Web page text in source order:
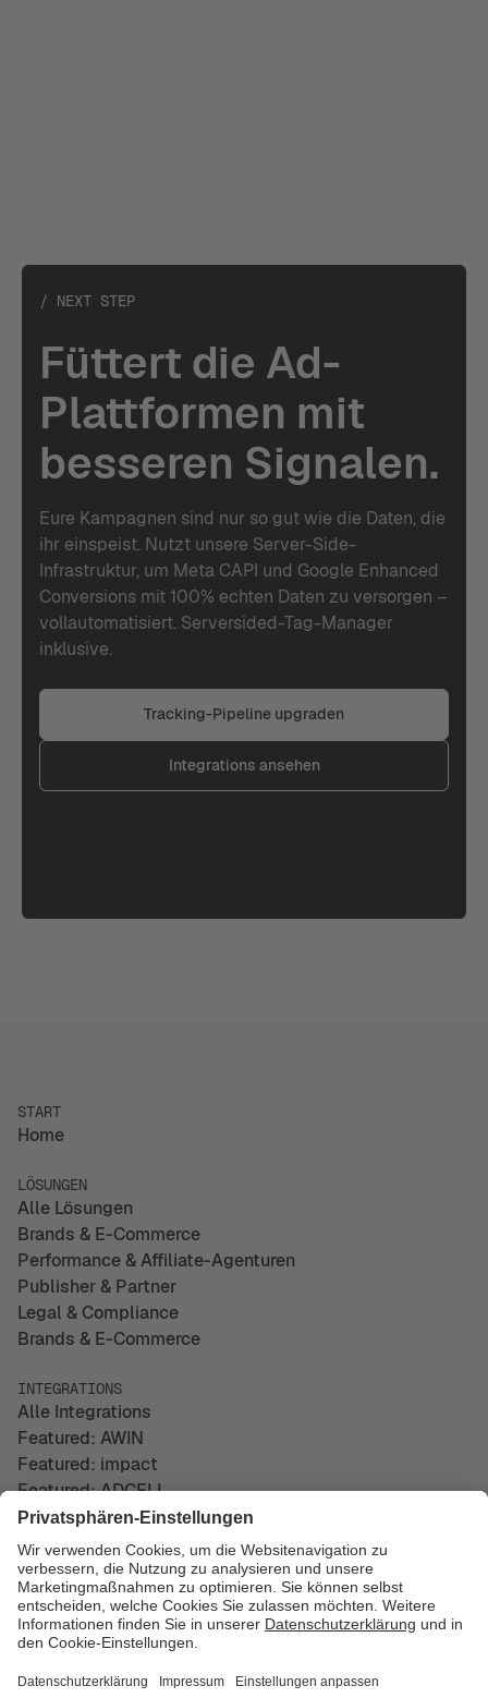
/ NEXT STEP
Füttert die Ad-
Plattformen mit
besseren Signalen.
Eure Kampagnen sind nur so gut wie die Daten, die
ihr einspeist. Nutzt unsere Server-Side-
Infrastruktur, um Meta CAPI und Google Enhanced
Conversions mit 100% echten Daten zu versorgen –
vollautomatisiert. Serversided-Tag-Manager
inklusive.
Tracking-Pipeline upgraden
Integrations ansehen
START
Home
LÖSUNGEN
Alle Lösungen
Brands & E-Commerce
Performance & Affiliate-Agenturen
Publisher & Partner
Legal & Compliance
Brands & E-Commerce
INTEGRATIONS
Alle Integrations
Featured: AWIN
Featured: impact
Featured: ADCELL
UNTERNEHMEN
Über uns
Kontakt
Impressum
Datenschutz
© Copyright 2026 easy Marketing GmbH